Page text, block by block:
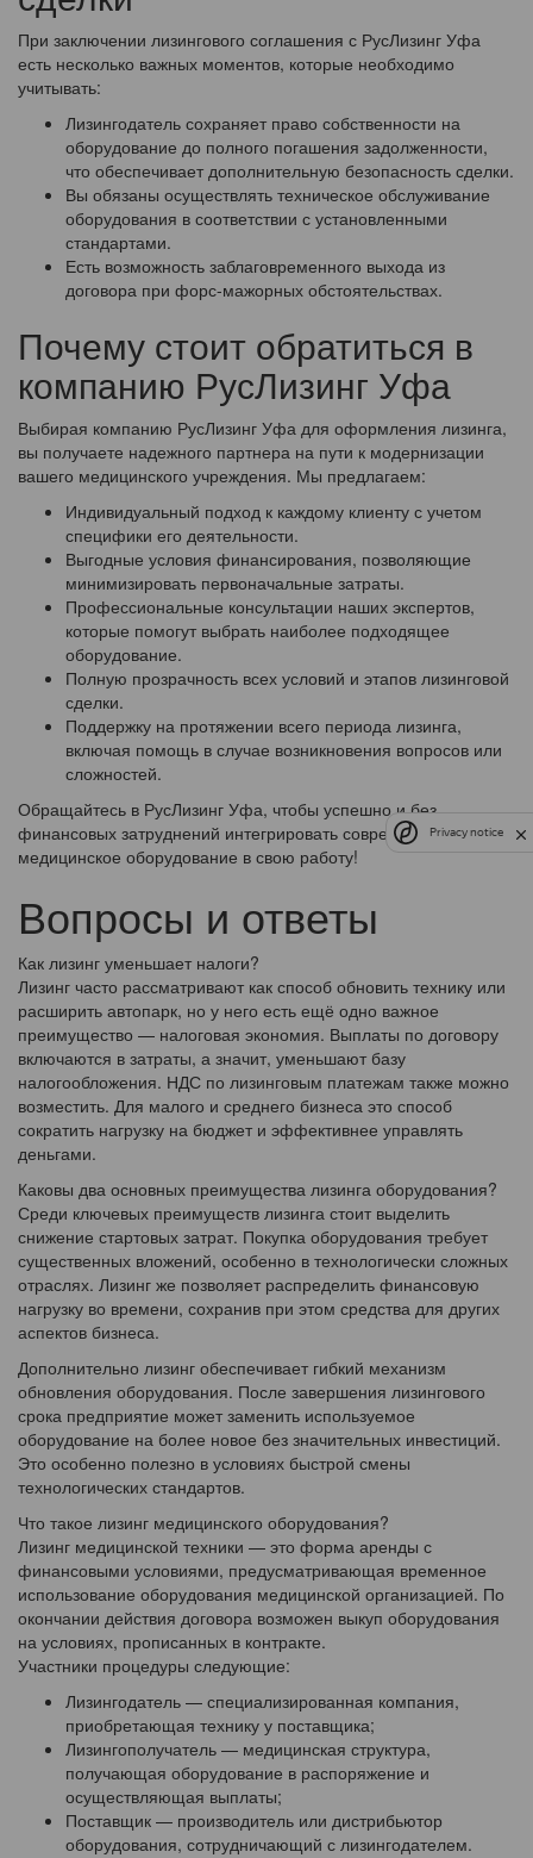
При заключении лизингового соглашения с РусЛизинг Уфа
есть несколько важных моментов, которые необходимо
учитывать:
Лизингодатель сохраняет право собственности на
оборудование до полного погашения задолженности,
что обеспечивает дополнительную безопасность сделки.
Вы обязаны осуществлять техническое обслуживание
оборудования в соответствии с установленными
стандартами.
Есть возможность заблаговременного выхода из
договора при форс-мажорных обстоятельствах.
Почему стоит обратиться в
компанию РусЛизинг Уфа
Выбирая компанию РусЛизинг Уфа для оформления лизинга,
вы получаете надежного партнера на пути к модернизации
вашего медицинского учреждения. Мы предлагаем:
Индивидуальный подход к каждому клиенту с учетом
специфики его деятельности.
Выгодные условия финансирования, позволяющие
минимизировать первоначальные затраты.
Профессиональные консультации наших экспертов,
которые помогут выбрать наиболее подходящее
оборудование.
Полную прозрачность всех условий и этапов лизинговой
сделки.
Поддержку на протяжении всего периода лизинга,
включая помощь в случае возникновения вопросов или
сложностей.
Обращайтесь в РусЛизинг Уфа, чтобы успешно и без
финансовых затруднений интегрировать современное
медицинское оборудование в свою работу!
Вопросы и ответы
Как лизинг уменьшает налоги?
Лизинг часто рассматривают как способ обновить технику или
расширить автопарк, но у него есть ещё одно важное
преимущество — налоговая экономия. Выплаты по договору
включаются в затраты, а значит, уменьшают базу
налогообложения. НДС по лизинговым платежам также можно
возместить. Для малого и среднего бизнеса это способ
сократить нагрузку на бюджет и эффективнее управлять
деньгами.
Каковы два основных преимущества лизинга оборудования?
Среди ключевых преимуществ лизинга стоит выделить
снижение стартовых затрат. Покупка оборудования требует
существенных вложений, особенно в технологически сложных
отраслях. Лизинг же позволяет распределить финансовую
нагрузку во времени, сохранив при этом средства для других
аспектов бизнеса.
Дополнительно лизинг обеспечивает гибкий механизм
обновления оборудования. После завершения лизингового
срока предприятие может заменить используемое
оборудование на более новое без значительных инвестиций.
Это особенно полезно в условиях быстрой смены
технологических стандартов.
Что такое лизинг медицинского оборудования?
Лизинг медицинской техники — это форма аренды с
финансовыми условиями, предусматривающая временное
использование оборудования медицинской организацией. По
окончании действия договора возможен выкуп оборудования
на условиях, прописанных в контракте.
Участники процедуры следующие:
Лизингодатель — специализированная компания,
приобретающая технику у поставщика;
Лизингополучатель — медицинская структура,
получающая оборудование в распоряжение и
осуществляющая выплаты;
Поставщик — производитель или дистрибьютор
оборудования, сотрудничающий с лизингодателем.
Privacy notice